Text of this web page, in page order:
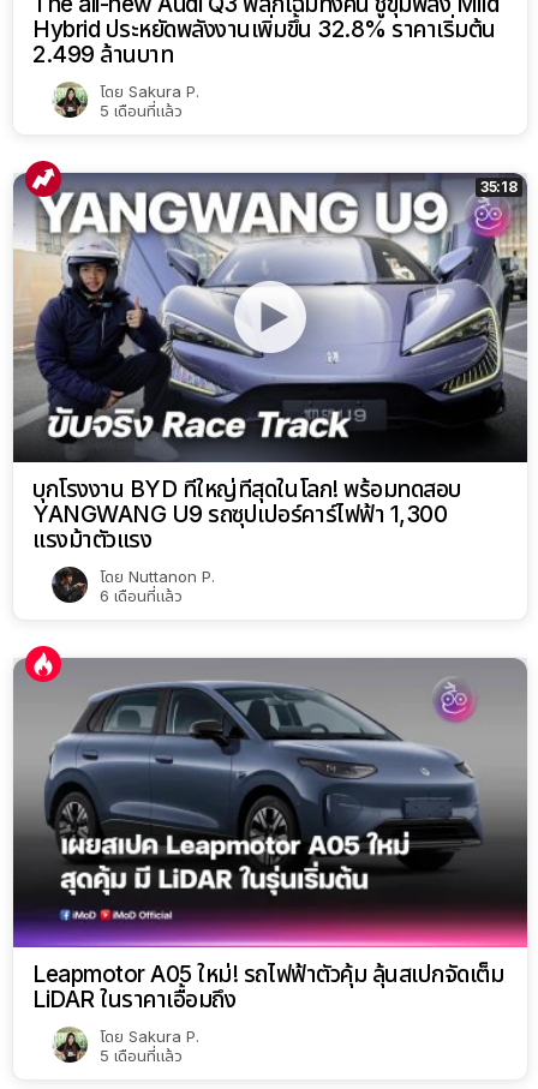
Hybrid ประหยัดพลังงานเพิ่มขึ้น 32.8% ราคาเริ่มต้น
2.499 ล้านบาท
โดย Sakura P.
5 เดือนที่แล้ว
35:18
บุกโรงงาน BYD ที่ใหญ่ที่สุดในโลก! พร้อมทดสอบ
YANGWANG U9 รถซุปเปอร์คาร์ไฟฟ้า 1,300
แรงม้าตัวแรง
โดย Nuttanon P.
6 เดือนที่แล้ว
Leapmotor A05 ใหม่! รถไฟฟ้าตัวคุ้ม ลุ้นสเปกจัดเต็ม
LiDAR ในราคาเอื้อมถึง
โดย Sakura P.
5 เดือนที่แล้ว